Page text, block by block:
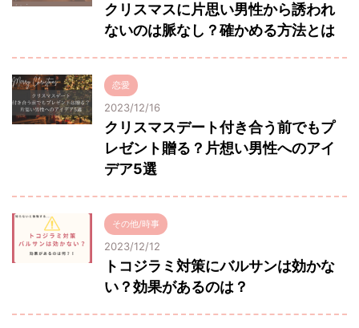
クリスマスに片思い男性から誘われ
ないのは脈なし？確かめる方法とは
恋愛
2023/12/16
クリスマスデート付き合う前でもプ
レゼント贈る？片想い男性へのアイ
デア5選
その他/時事
2023/12/12
トコジラミ対策にバルサンは効かな
い？効果があるのは？